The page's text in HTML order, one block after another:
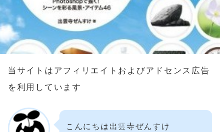
当サイトはアフィリエイトおよびアドセンス広告
を利用しています
こんにちは出雲寺ぜんすけ